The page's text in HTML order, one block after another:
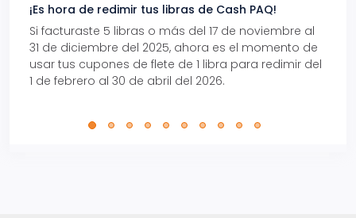
¡Es hora de redimir tus libras de Cash PAQ!
Si facturaste 5 libras o más del 17 de noviembre al
31 de diciembre del 2025, ahora es el momento de
usar tus cupones de flete de 1 libra para redimir del
1 de febrero al 30 de abril del 2026.